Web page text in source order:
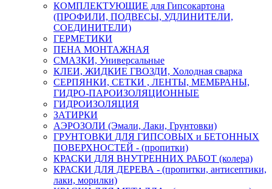
КОМПЛЕКТУЮЩИЕ для Гипсокартона
(ПРОФИЛИ, ПОДВЕСЫ, УДЛИНИТЕЛИ,
СОЕДИНИТЕЛИ)
ГЕРМЕТИКИ
ПЕНА МОНТАЖНАЯ
СМАЗКИ, Универсальные
КЛЕИ, ЖИДКИЕ ГВОЗДИ, Холодная сварка
СЕРПЯНКИ, СЕТКИ , ЛЕНТЫ, МЕМБРАНЫ,
ГИДРО-ПАРОИЗОЛЯЦИОННЫЕ
ГИДРОИЗОЛЯЦИЯ
ЗАТИРКИ
АЭРОЗОЛИ (Эмали, Лаки, Грунтовки)
ГРУНТОВКИ ДЛЯ ГИПСОВЫХ и БЕТОННЫХ
ПОВЕРХНОСТЕЙ - (пропитки)
КРАСКИ ДЛЯ ВНУТРЕННИХ РАБОТ (колера)
КРАСКИ ДЛЯ ДЕРЕВА - (пропитки, антисептики,
лаки, морилки)